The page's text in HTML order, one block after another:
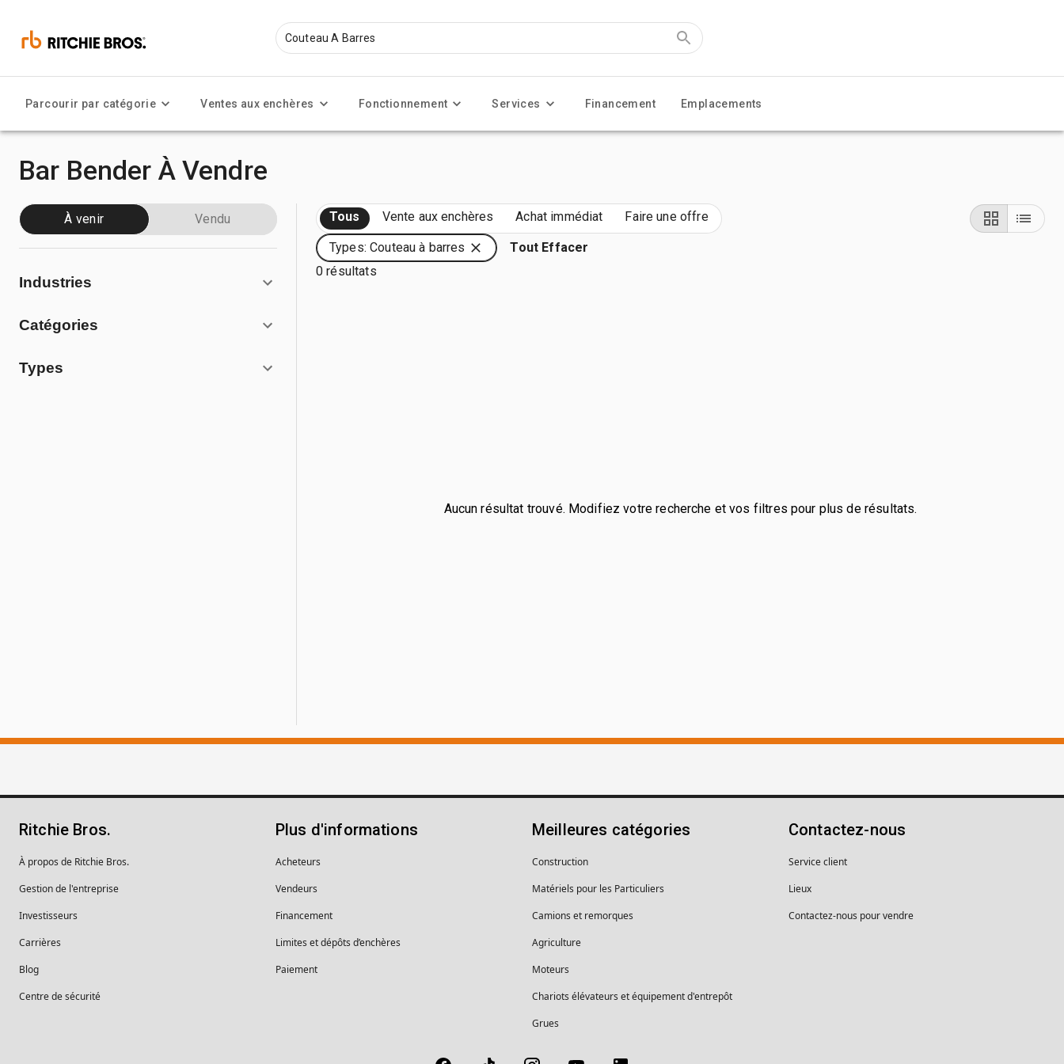
Parcourir par catégorie Ventes aux enchères Fonctionnement Services Financement Emplacements
Bar Bender À Vendre
À venir Vendu
Industries
Catégories
Types
Tous Vente aux enchères Achat immédiat Faire une offre
Types: Couteau à barres
Tout Effacer
0 résultats
Aucun résultat trouvé. Modifiez votre recherche et vos filtres pour plus de résultats.
Ritchie Bros.
À propos de Ritchie Bros.
Gestion de l'entreprise
Investisseurs
Carrières
Blog
Centre de sécurité
Plus d'informations
Acheteurs
Vendeurs
Financement
Limites et dépôts d’enchères
Paiement
Meilleures catégories
Construction
Matériels pour les Particuliers
Camions et remorques
Agriculture
Moteurs
Chariots élévateurs et équipement d'entrepôt
Grues
Contactez-nous
Service client
Lieux
Contactez-nous pour vendre